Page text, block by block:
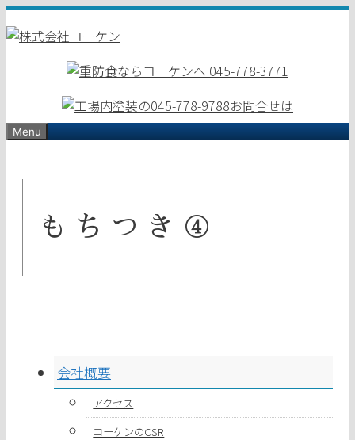
コ
ン
スMenu
もちつき④
会社概要
アクセス
コーケンのCSR